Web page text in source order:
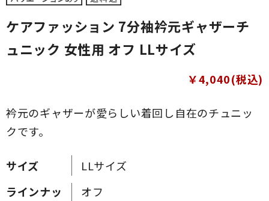
ケアファッション 7分袖衿元ギャザーチ
ュニック 女性用 オフ LLサイズ
衿元のギャザーが愛らしい着回し自在のチュニッ
クです。
￥4,040(税込)
サイズ
LLサイズ
ラインナッ
オフ